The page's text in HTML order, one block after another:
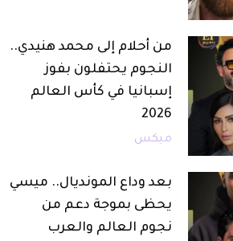
من أحلام إلى محمد هنيدي..
النجوم يحتفلون بفوز
إسبانيا في كأس العالم
2026
ميكس
بعد وداع المونديال.. ميسي
يحظى بموجة دعم من
نجوم العالم والعرب